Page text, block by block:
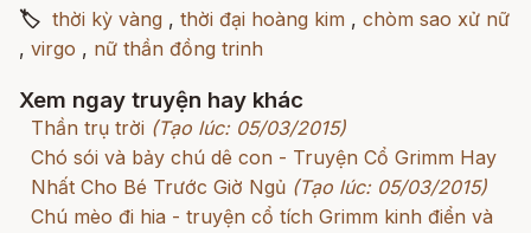
🏷 thời kỳ vàng , thời đại hoàng kim , chòm sao xử nữ
, virgo , nữ thần đồng trinh
Xem ngay truyện hay khác
Thần trụ trời (Tạo lúc: 05/03/2015)
Chó sói và bảy chú dê con - Truyện Cổ Grimm Hay
Nhất Cho Bé Trước Giờ Ngủ (Tạo lúc: 05/03/2015)
Chú mèo đi hia - truyện cổ tích Grimm kinh điển và